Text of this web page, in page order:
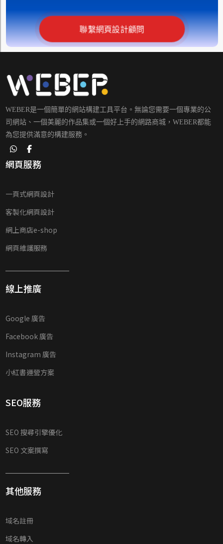
聯繫網頁設計顧問
WEBER是一個簡單的網站構建工具平台。無論您需要一個專業的公
司網站、一個美麗的作品集或一個好上手的網路商城，WEBER都能
為您提供滿意的構建服務。
網頁服務
一頁式網頁設計
客製化網頁設計
網上商店e-shop
網頁維護服務
線上推廣
Google 廣告
Facebook 廣告
Instagram 廣告
小紅書運營方案
SEO服務
SEO 搜尋引擎優化
SEO 文案撰寫
其他服務
域名註冊
域名轉入